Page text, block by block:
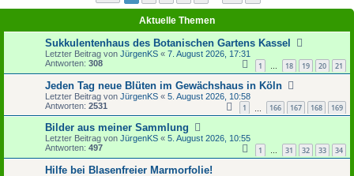
Aktuelle Themen
Sukkulentenhaus des Botanischen Gartens Kassel
Letzter Beitrag von JürgenKS « 7. August 2026, 17:31
Antworten: 308 1 … 18 19 20 21
Jeden Tag neue Blüten im Gewächshaus in Köln
Letzter Beitrag von JürgenKS « 5. August 2026, 10:58
Antworten: 2531 1 166 167 168 169
Bilder aus meiner Sammlung
Letzter Beitrag von JürgenKS « 5. August 2026, 10:55
Antworten: 497 1 … 31 32 33 34
Hilfe bei Blasenfreier Marmorfolie!